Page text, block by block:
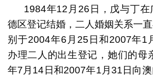
1984年12月26日，戊与丁在
德区登记结婚，二人婚姻关系一
别于2004年6月25日和2007年1
办理二人的出生登记，她们的母
年7月14日和2007年1月31日向